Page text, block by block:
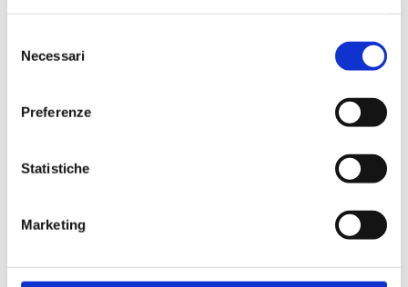
delNecessari
Preferenze
Statistiche
Marketing